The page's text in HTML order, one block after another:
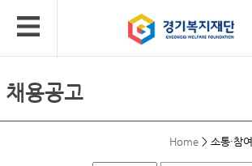
채용공고
Home > 소통·참여